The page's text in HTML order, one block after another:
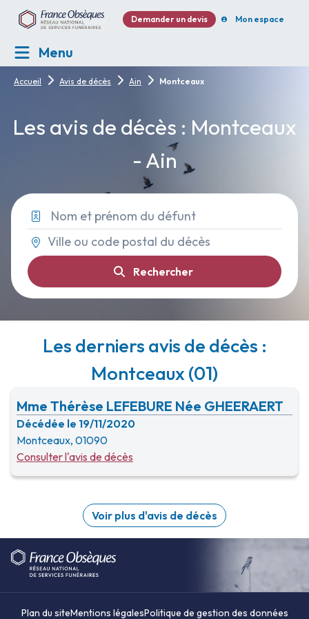
Demander un devis Mon espace
Menu
Accueil Avis de décès Ain Montceaux
Les avis de décès : Montceaux
- Ain
Rechercher
Les derniers avis de décès :
Montceaux (01)
Mme Thérèse LEFEBURE Née GHEERAERT
Décédée le 19/11/2020
Montceaux, 01090
Consulter l'avis de décès
Voir plus d'avis de décès
Plan du siteMentions légalesPolitique de gestion des données